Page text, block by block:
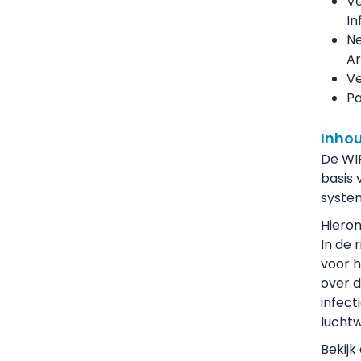
De
basis
In de
voor
over
Bekijk